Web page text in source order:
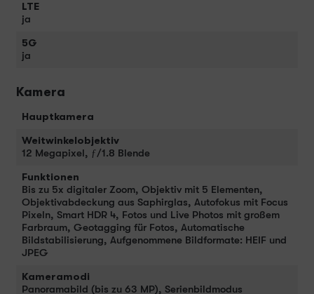
LTE
ja
5G
ja
Kamera
Hauptkamera
Weitwinkelobjektiv
12 Megapixel, ƒ/1.8 Blende
Funktionen
Bis zu 5x digitaler Zoom, Objektiv mit 5 Elementen,
Objektivabdeckung aus Saphirglas, Autofokus mit Focus
Pixeln, Smart HDR 4, Fotos und Live Photos mit großem
Farbraum, Geotagging für Fotos, Automatische
Bildstabilisierung, Aufgenommene Bildformate: HEIF und
JPEG
Kameramodi
Panoramabild (bis zu 63 MP), Serienbildmodus